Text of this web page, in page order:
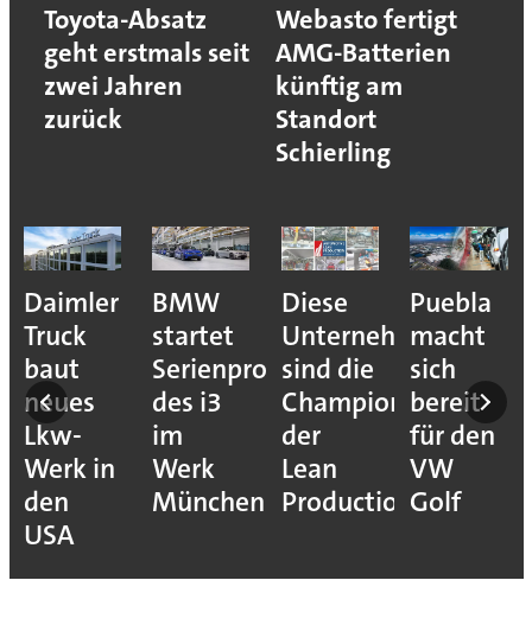
Toyota-Absatz
geht erstmals seit
zwei Jahren
zurück
Webasto fertigt
AMG-Batterien
künftig am
Standort
Schierling
Daimler
Truck
baut
neues
Lkw-
Werk in
den
USA
BMW
startet
Serienproduktion
des i3
im
Werk
München
Diese
Unternehmen
sind die
Champions
der
Lean
Production
Puebla
macht
sich
bereit
für den
VW
Golf